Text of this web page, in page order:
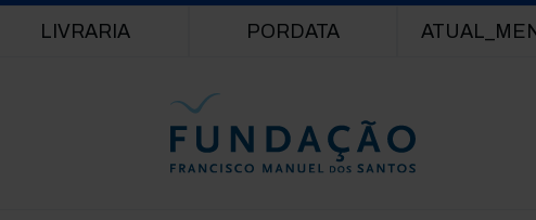
LIVRARIA PORDATA